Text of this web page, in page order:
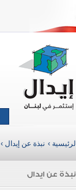
الرئيسية › نبذة عن إيدال ›
نبذة عن ايدال